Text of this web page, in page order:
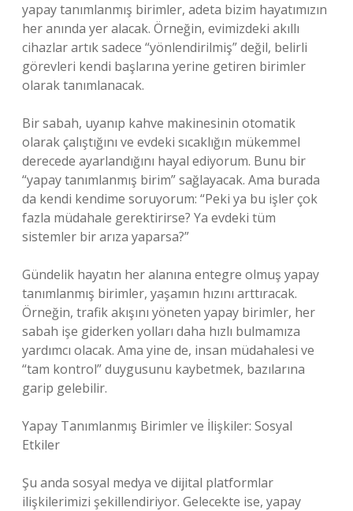
yapay tanımlanmış birimler, adeta bizim hayatımızın
her anında yer alacak. Örneğin, evimizdeki akıllı
cihazlar artık sadece “yönlendirilmiş” değil, belirli
görevleri kendi başlarına yerine getiren birimler
olarak tanımlanacak.
Bir sabah, uyanıp kahve makinesinin otomatik
olarak çalıştığını ve evdeki sıcaklığın mükemmel
derecede ayarlandığını hayal ediyorum. Bunu bir
“yapay tanımlanmış birim” sağlayacak. Ama burada
da kendi kendime soruyorum: “Peki ya bu işler çok
fazla müdahale gerektirirse? Ya evdeki tüm
sistemler bir arıza yaparsa?”
Gündelik hayatın her alanına entegre olmuş yapay
tanımlanmış birimler, yaşamın hızını arttıracak.
Örneğin, trafik akışını yöneten yapay birimler, her
sabah işe giderken yolları daha hızlı bulmamıza
yardımcı olacak. Ama yine de, insan müdahalesi ve
“tam kontrol” duygusunu kaybetmek, bazılarına
garip gelebilir.
Yapay Tanımlanmış Birimler ve İlişkiler: Sosyal
Etkiler
Şu anda sosyal medya ve dijital platformlar
ilişkilerimizi şekillendiriyor. Gelecekte ise, yapay